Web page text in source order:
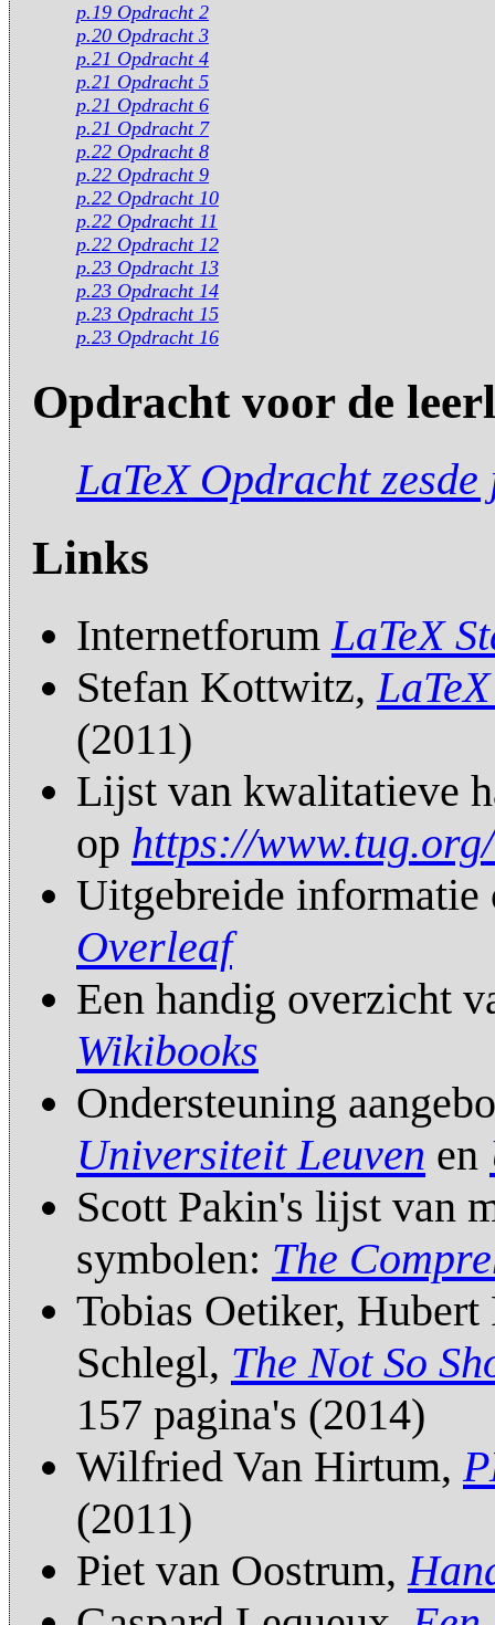
p.19 Opdracht 2
p.20 Opdracht 3
p.21 Opdracht 4
p.21 Opdracht 5
p.21 Opdracht 6
p.21 Opdracht 7
p.22 Opdracht 8
p.22 Opdracht 9
p.22 Opdracht 10
p.22 Opdracht 11
p.22 Opdracht 12
p.23 Opdracht 13
p.23 Opdracht 14
p.23 Opdracht 15
p.23 Opdracht 16
Opdracht voor de
LaTeX Opdracht
Links
Internetforum LaTeX
Stefan Kottwitz,
(2011)
Lijst van kwalitatieve
op https://
Uitgebreide informatie
Overleaf
Een handig overzicht
Wikibooks
Ondersteuning
Universiteit Leuven en
Scott Pakin's lijst van
symbolen: The
Tobias Oetiker,
Schlegl, The Not So
157 pagina's (2014)
Wilfried Van Hirtum,
(2011)
Piet van Oostrum,